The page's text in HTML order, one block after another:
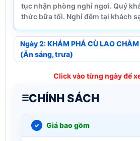
tục nhận phòng nghỉ ngơi. Quý
thức bữa tối. Nghỉ đêm tại khách
Ngày 2: KHÁM PHÁ CÙ LAO CHÀM
(Ăn sáng, trưa)
Click vào từng ngày để
CHÍNH SÁCH
Giá bao gồm